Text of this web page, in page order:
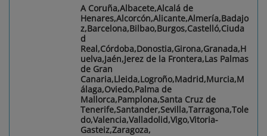
A Coruña,Albacete,Alcalá de
Henares,Alcorcón,Alicante,Almería,Badajo
z,Barcelona,Bilbao,Burgos,Castelló,Ciuda
d
Real,Córdoba,Donostia,Girona,Granada,H
uelva,Jaén,Jerez de la Frontera,Las Palmas
de Gran
Canaria,Lleida,Logroño,Madrid,Murcia,M
álaga,Oviedo,Palma de
Mallorca,Pamplona,Santa Cruz de
Tenerife,Santander,Sevilla,Tarragona,Tole
do,Valencia,Valladolid,Vigo,Vitoria-
Gasteiz,Zaragoza,